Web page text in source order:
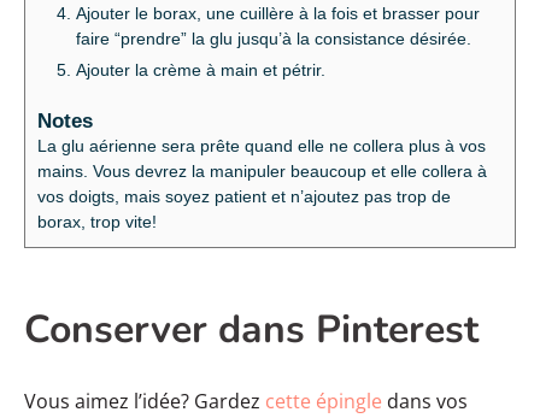
Ajouter le borax, une cuillère à la fois et brasser pour
faire “prendre” la glu jusqu’à la consistance désirée.
Ajouter la crème à main et pétrir.
Notes
La glu aérienne sera prête quand elle ne collera plus à vos
mains. Vous devrez la manipuler beaucoup et elle collera à
vos doigts, mais soyez patient et n’ajoutez pas trop de
borax, trop vite!
Conserver dans Pinterest
Vous aimez l’idée? Gardez cette épingle dans vos